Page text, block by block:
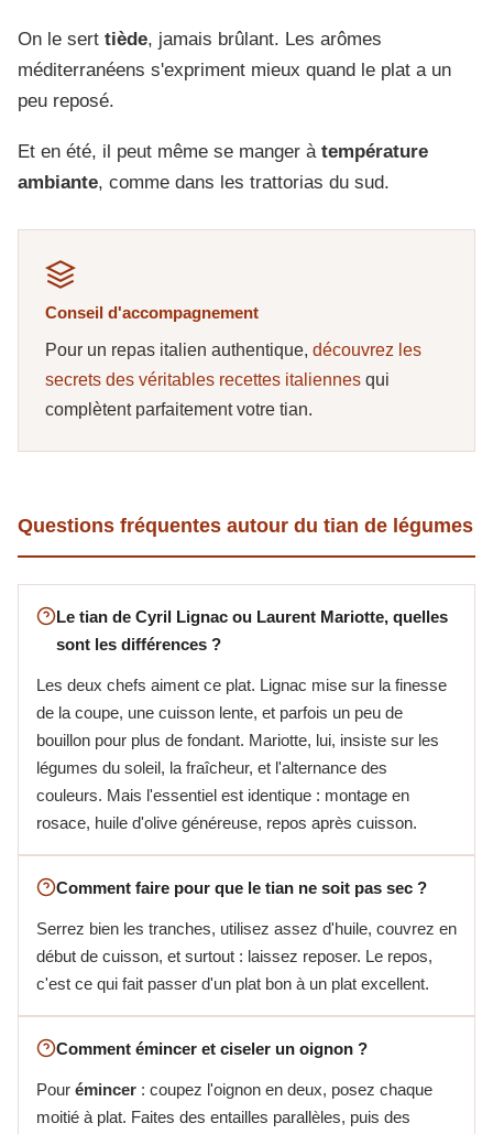
On le sert tiède, jamais brûlant. Les arômes
méditerranéens s'expriment mieux quand le plat a un
peu reposé.
Et en été, il peut même se manger à température
ambiante, comme dans les trattorias du sud.
Conseil d'accompagnement
Pour un repas italien authentique, découvrez les
secrets des véritables recettes italiennes qui
complètent parfaitement votre tian.
Questions fréquentes autour du tian de légumes
Le tian de Cyril Lignac ou Laurent Mariotte, quelles
sont les différences ?
Les deux chefs aiment ce plat. Lignac mise sur la finesse
de la coupe, une cuisson lente, et parfois un peu de
bouillon pour plus de fondant. Mariotte, lui, insiste sur les
légumes du soleil, la fraîcheur, et l'alternance des
couleurs. Mais l'essentiel est identique : montage en
rosace, huile d'olive généreuse, repos après cuisson.
Comment faire pour que le tian ne soit pas sec ?
Serrez bien les tranches, utilisez assez d'huile, couvrez en
début de cuisson, et surtout : laissez reposer. Le repos,
c'est ce qui fait passer d'un plat bon à un plat excellent.
Comment émincer et ciseler un oignon ?
Pour émincer : coupez l'oignon en deux, posez chaque
moitié à plat. Faites des entailles parallèles, puis des